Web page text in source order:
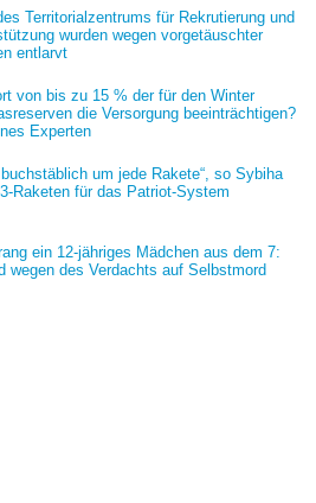
Territorialzentrums für Rekrutierung und
wurden wegen vorgetäuschter
entlarvt
von bis zu 15 % der für den Winter
die Versorgung beeinträchtigen?
Experten
buchstäblich um jede Rakete“, so Sybiha
Raketen für das Patriot-System
ein 12-jähriges Mädchen aus dem 7:
wegen des Verdachts auf Selbstmord